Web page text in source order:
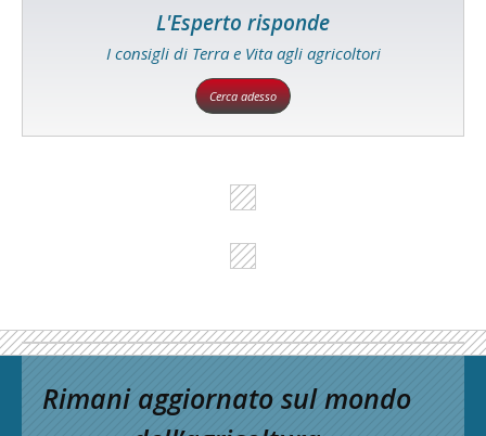
L'Esperto risponde
I consigli di Terra e Vita agli agricoltori
Cerca adesso
Rimani aggiornato sul mondo